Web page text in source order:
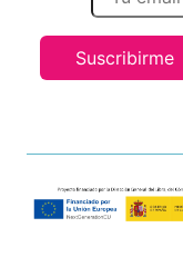
Suscribirme